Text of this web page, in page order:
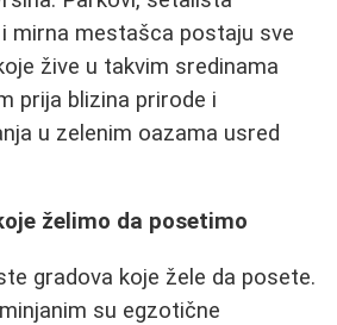
mirna mestašca postaju sve
žive u takvim sredinama
prija blizina prirode i
u zelenim oazama usred
želimo da posetimo
gradova koje žele da posete.
su egzotične